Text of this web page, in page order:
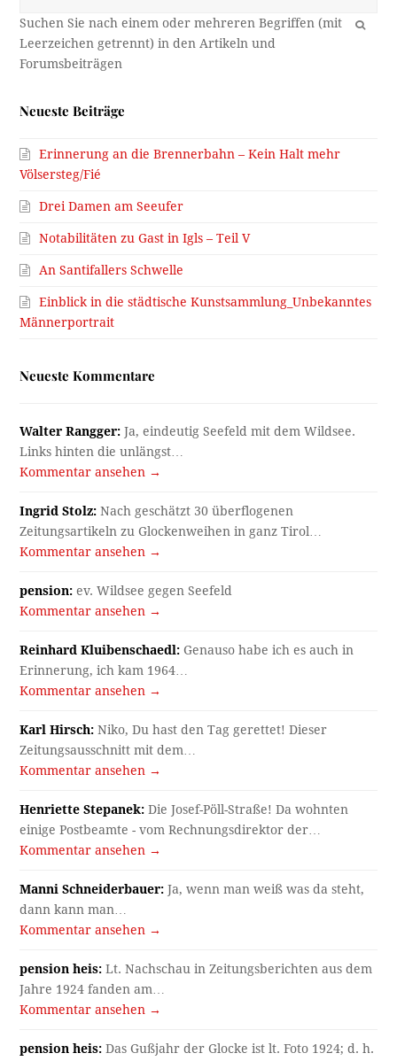
OK
Neueste Beiträge
Erinnerung an die Brennerbahn – Kein Halt mehr
Völsersteg/Fié
Drei Damen am Seeufer
Notabilitäten zu Gast in Igls – Teil V
An Santifallers Schwelle
Einblick in die städtische Kunstsammlung_Unbekanntes
Männerportrait
Neueste Kommentare
Walter Rangger: Ja, eindeutig Seefeld mit dem Wildsee.
Links hinten die unlängst…
Kommentar ansehen →
Ingrid Stolz: Nach geschätzt 30 überflogenen
Zeitungsartikeln zu Glockenweihen in ganz Tirol…
Kommentar ansehen →
pension: ev. Wildsee gegen Seefeld
Kommentar ansehen →
Reinhard Kluibenschaedl: Genauso habe ich es auch in
Erinnerung, ich kam 1964…
Kommentar ansehen →
Karl Hirsch: Niko, Du hast den Tag gerettet! Dieser
Zeitungsausschnitt mit dem…
Kommentar ansehen →
Henriette Stepanek: Die Josef-Pöll-Straße! Da wohnten
einige Postbeamte - vom Rechnungsdirektor der…
Kommentar ansehen →
Manni Schneiderbauer: Ja, wenn man weiß was da steht,
dann kann man…
Kommentar ansehen →
pension heis: Lt. Nachschau in Zeitungsberichten aus dem
Jahre 1924 fanden am…
Kommentar ansehen →
pension heis: Das Gußjahr der Glocke ist lt. Foto 1924; d. h.